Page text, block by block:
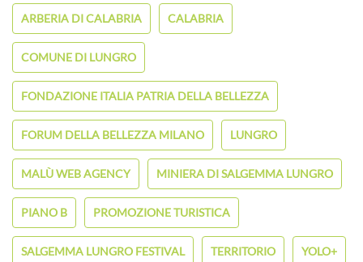
ARBERIA DI CALABRIA CALABRIA
COMUNE DI LUNGRO
FONDAZIONE ITALIA PATRIA DELLA BELLEZZA
FORUM DELLA BELLEZZA MILANO LUNGRO
MALÙ WEB AGENCY MINIERA DI SALGEMMA LUNGRO
PIANO B PROMOZIONE TURISTICA
SALGEMMA LUNGRO FESTIVAL TERRITORIO YOLO+